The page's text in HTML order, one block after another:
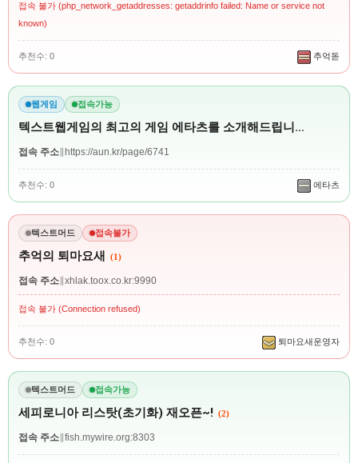
접속 불가 (php_network_getaddresses: getaddrinfo failed: Name or service not
known)
추천수: 0 추억돋
웹게임 접속가능
텍스트웹게임의 최고의 게임 에타츠를 소개해드립니…
접속 주소 https://aun.kr/page/6741
추천수: 0 에타츠
텍스트머드 접속불가
추억의 퇴마요새 (1)
접속 주소 xhlak.toox.co.kr:9990
접속 불가 (Connection refused)
추천수: 0 퇴마요새운영자
텍스트머드 접속가능
세피로니아 리스탓(초기화) 재오픈~! (2)
접속 주소 fish.mywire.org:8303